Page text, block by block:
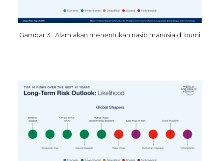
Gambar 3. Alam akan menentukan nasib manusia di bumi